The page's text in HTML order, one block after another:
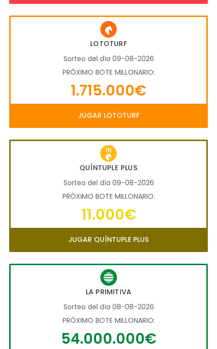
LOTOTURF
Sorteo del día 09-08-2026
PRÓXIMO BOTE MILLONARIO:
1.715.000€
JUGAR LOTOTURF
QUÍNTUPLE PLUS
Sorteo del día 09-08-2026
PRÓXIMO BOTE MILLONARIO:
11.000€
JUGAR QUÍNTUPLE PLUS
LA PRIMITIVA
Sorteo del día 08-08-2026
PRÓXIMO BOTE MILLONARIO:
54.000.000€